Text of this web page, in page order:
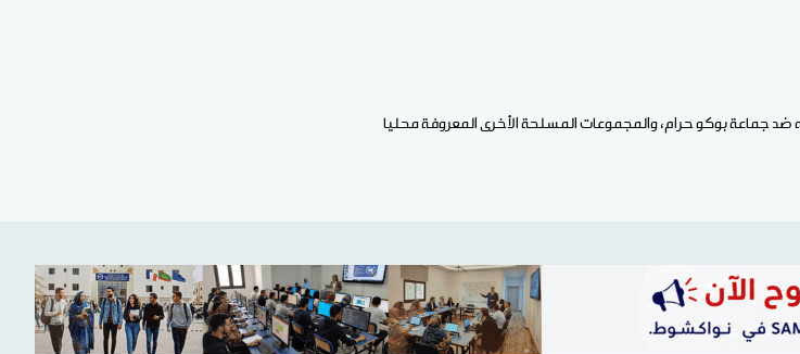
ضد جماعة بوكو حرام، والمجموعات المسلحة الأخرى المعروفة محليا